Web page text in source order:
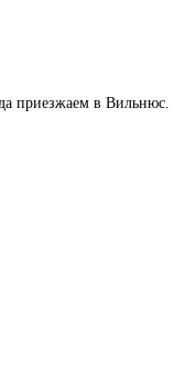
приезжаем в Вильнюс.